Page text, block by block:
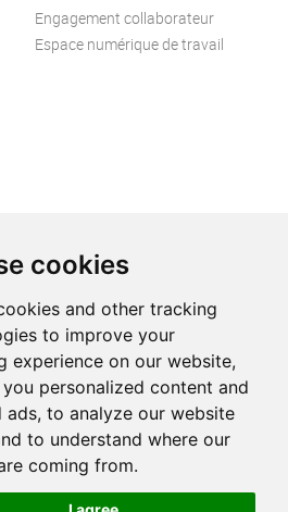
cookies
and other tracking
to improve your
experience on our website,
personalized content and
ads, to analyze our website
to understand where our
coming from.
Engagement collaborateur
Espace numérique de travail